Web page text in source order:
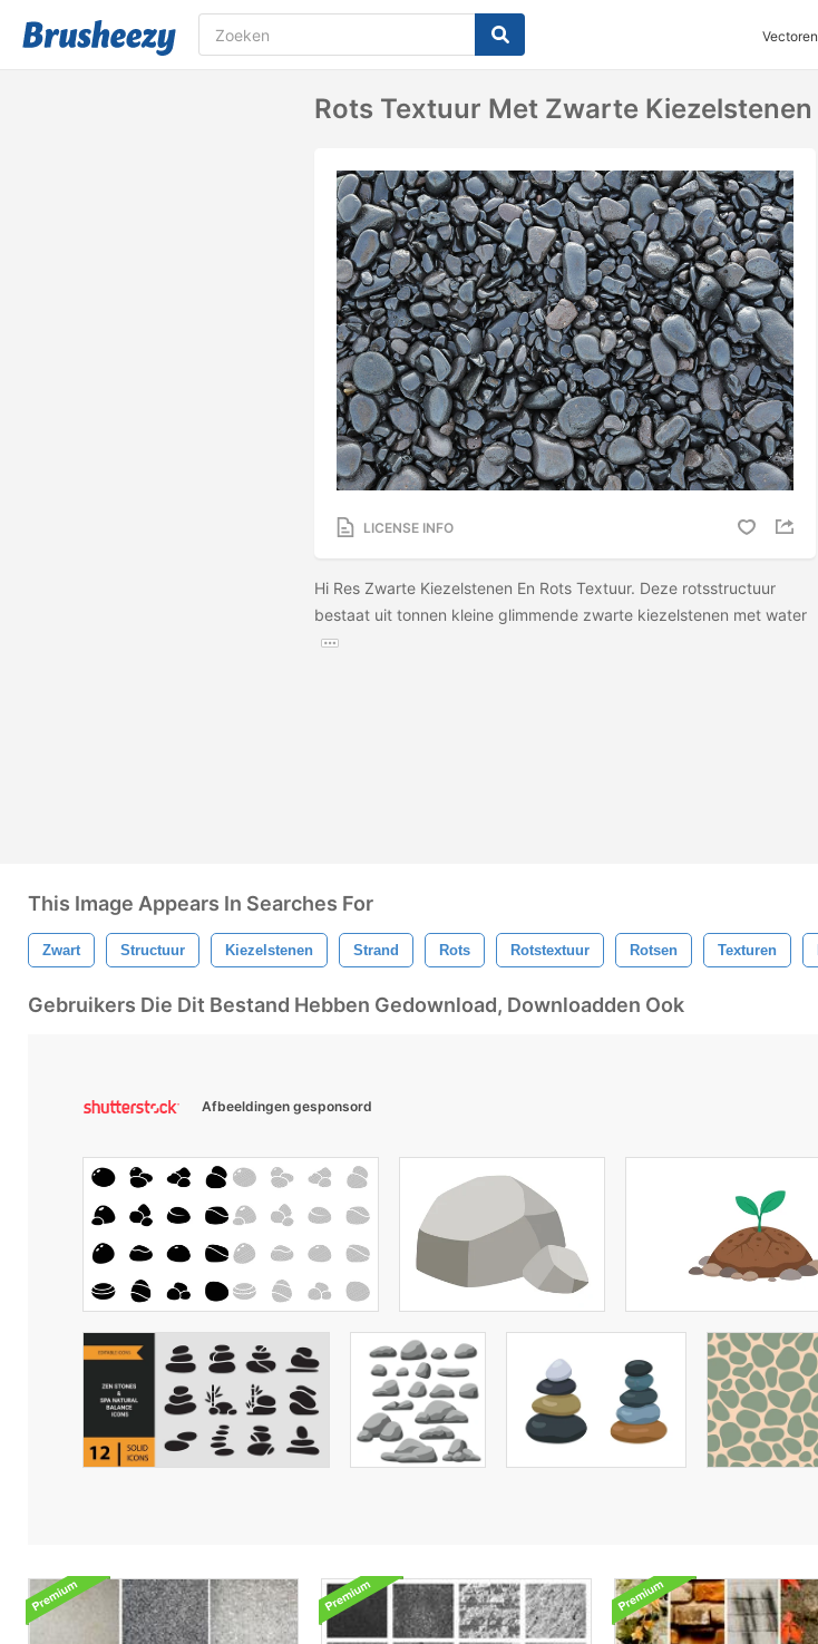
Vectoren
Rots Textuur Met Zwarte Kiezelstenen
LICENSE INFO
Hi Res Zwarte Kiezelstenen En Rots Textuur. Deze rotsstructuur
bestaat uit tonnen kleine glimmende zwarte kiezelstenen met water
This Image Appears In Searches For
Zwart Structuur Kiezelstenen Strand Rots Rotstextuur Rotsen Texturen
Gebruikers Die Dit Bestand Hebben Gedownload, Downloadden Ook
Afbeeldingen gesponsord